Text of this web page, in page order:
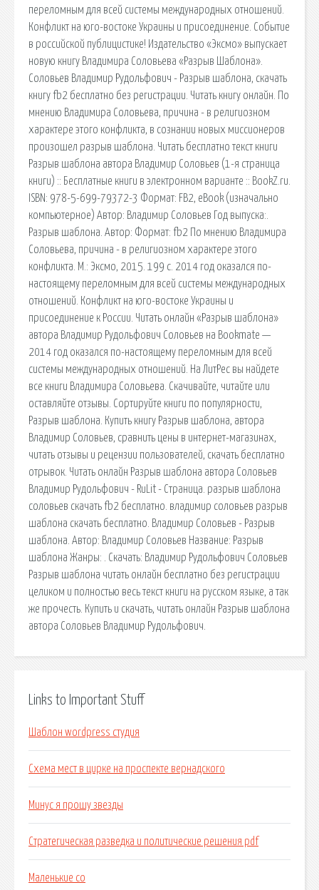
переломным для всей системы международных отношений.
Конфликт на юго-востоке Украины и присоединение. Событие
в российской публицистике! Издательство «Эксмо» выпускает
новую книгу Владимира Соловьева «Разрыв Шаблона».
Соловьев Владимир Рудольфович - Разрыв шаблона, скачать
книгу fb2 бесплатно без регистрации. Читать книгу онлайн. По
мнению Владимира Соловьева, причина - в религиозном
характере этого конфликта, в сознании новых миссионеров
произошел разрыв шаблона. Читать бесплатно текст книги
Разрыв шаблона автора Владимир Соловьев (1-я страница
книги) :: Бесплатные книги в электронном варианте :: BookZ.ru.
ISBN: 978-5-699-79372-3 Формат: FB2, eBook (изначально
компьютерное) Автор: Владимир Соловьев Год выпуска:.
Разрыв шаблона. Автор: Формат: fb2 По мнению Владимира
Соловьева, причина - в религиозном характере этого
конфликта. M.: Эксмо, 2015. 199 c. 2014 год оказался по-
настоящему переломным для всей системы международных
отношений. Конфликт на юго-востоке Украины и
присоединение к России. Читать онлайн «Разрыв шаблона»
автора Владимир Рудольфович Соловьев на Bookmate —
2014 год оказался по-настоящему переломным для всей
системы международных отношений. На ЛитРес вы найдете
все книги Владимира Соловьева. Скачивайте, читайте или
оставляйте отзывы. Сортируйте книги по популярности,
Разрыв шаблона. Купить книгу Разрыв шаблона, автора
Владимир Соловьев, сравнить цены в интернет-магазинах,
читать отзывы и рецензии пользователей, скачать бесплатно
отрывок. Читать онлайн Разрыв шаблона автора Соловьев
Владимир Рудольфович - RuLit - Страница. разрыв шаблона
соловьев скачать fb2 бесплатно. владимир соловьев разрыв
шаблона скачать бесплатно. Владимир Соловьев - Разрыв
шаблона. Автор: Владимир Соловьев Название: Разрыв
шаблона Жанры: . Скачать: Владимир Рудольфович Соловьев
Разрыв шаблона читать онлайн бесплатно без регистрации
целиком и полностью весь текст книги на русском языке, а так
же прочесть. Купить и скачать, читать онлайн Разрыв шаблона
автора Соловьев Владимир Рудольфович.
Links to Important Stuff
Шаблон wordpress студия
Схема мест в цирке на проспекте вернадского
Минус я прошу звезды
Стратегическая разведка и политические решения pdf
Маленькие со